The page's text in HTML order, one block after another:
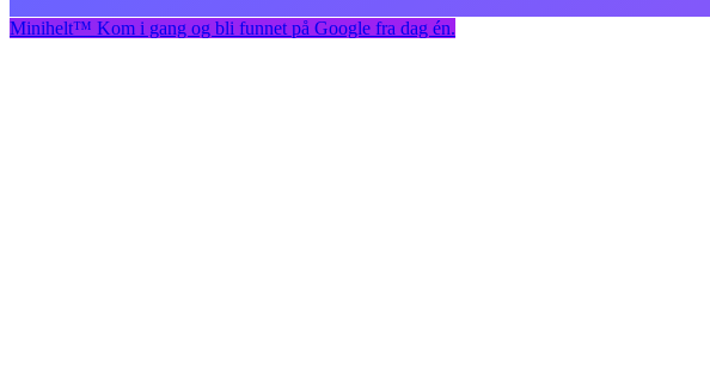
Minihelt™ Kom i gang og bli funnet på Google fra dag én.